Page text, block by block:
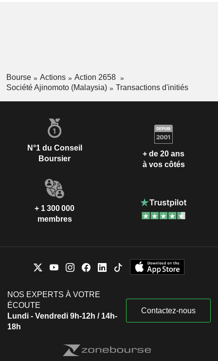
Bourse Actions
Action 2658
Société Ajinomoto (Malaysia)
Transactions d'initiés
N°1 du Conseil
Boursier
+ de 20 ans
à vos côtés
+ 1 300 000
membres
NOS EXPERTS À VOTRE
ÉCOUTE
Lundi - Vendredi 9h-12h / 14h-
18h
Contactez-nous